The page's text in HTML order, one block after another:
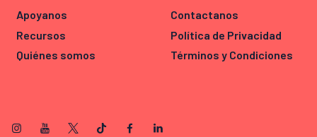
Apoyanos
Recursos
Quiénes somos
Contactanos
Política de Privacidad
Términos y Condiciones